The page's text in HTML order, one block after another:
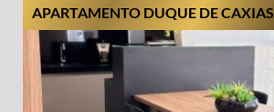
APARTAMENTO DUQUE DE CAXIAS